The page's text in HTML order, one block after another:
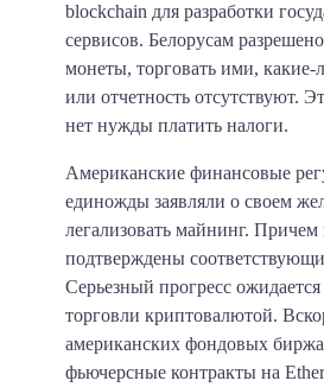
blockchain для разработки
сервисов. Белорусам
монеты, торговать ими, какие-
или отчетность отсутствуют.
нет нужды платить налоги.
Американские финансовые
единожды заявляли о своем
легализовать майнинг.
подтверждены
Серьезный прогресс
торговли криптовалютой.
американских фондовых
фьючерсные контракты на